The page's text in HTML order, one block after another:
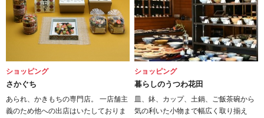
ショッピング
さかぐち
あられ、かきもちの専門店。 一店舗主
義のため他への出店はいたしておりま
ショッピング
暮らしのうつわ花田
皿、鉢、カップ、土鍋、ご飯茶碗から
気の利いた小物まで幅広く取り揃え